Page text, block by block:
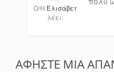
Ο/Η Ελισάβετ
λέει:
ΑΦΉΣΤΕ ΜΙΑ